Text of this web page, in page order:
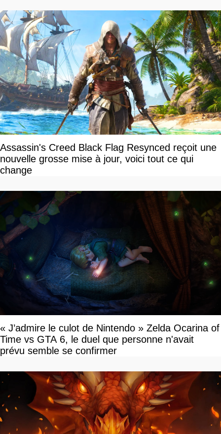
Assassin's Creed Black Flag Resynced reçoit une
nouvelle grosse mise à jour, voici tout ce qui
change
« J’admire le culot de Nintendo » Zelda Ocarina of
Time vs GTA 6, le duel que personne n'avait
prévu semble se confirmer